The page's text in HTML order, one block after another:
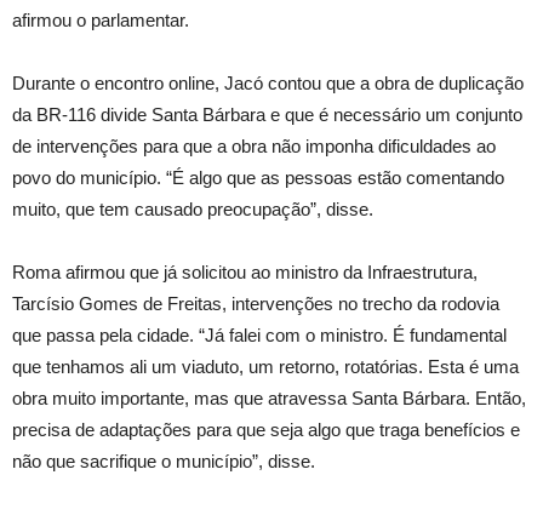
afirmou o parlamentar.
Durante o encontro online, Jacó contou que a obra de duplicação
da BR-116 divide Santa Bárbara e que é necessário um conjunto
de intervenções para que a obra não imponha dificuldades ao
povo do município. “É algo que as pessoas estão comentando
muito, que tem causado preocupação”, disse.
Roma afirmou que já solicitou ao ministro da Infraestrutura,
Tarcísio Gomes de Freitas, intervenções no trecho da rodovia
que passa pela cidade. “Já falei com o ministro. É fundamental
que tenhamos ali um viaduto, um retorno, rotatórias. Esta é uma
obra muito importante, mas que atravessa Santa Bárbara. Então,
precisa de adaptações para que seja algo que traga benefícios e
não que sacrifique o município”, disse.